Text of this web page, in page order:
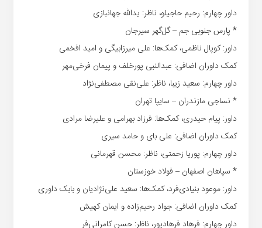
داور چهارم: رحیم حاجیلو، ناظر: یدالله جهانبازی
* پارس جنوبی جم – گل‌گهر سیرجان
داور: کوپال ناظمی، کمک‌ها: علی میرزابیگی و امید افخمی
کمک داوران اضافی: عبدالنبی پورخلف و پیمان فرخی‌مهر
داور چهارم: سعید زیبا، ناظر: علی‌نقی مصطفی‌نژاد
* نساجی مازندران – سایپا تهران
داور: پیام حیدری، کمک‌ها: فرزاد بهرامی و علیرضا مرادی
کمک داوران اضافی: علی بای و حامد سیری
داور چهارم: پوریا زحمتی، ناظر: محسن قهرمانی
* سپاهان اصفهان – فولاد خوزستان
داور: موعود بنیادی‌فرد، کمک‌ها: سعید علی‌نژادیان و بابک داوری
کمک داوران اضافی: جواد رحیم‌زاده و ایمان کهیش
داور چهارم: فرهاد فرهادپور، ناظر: حسن کامرانی‌فر